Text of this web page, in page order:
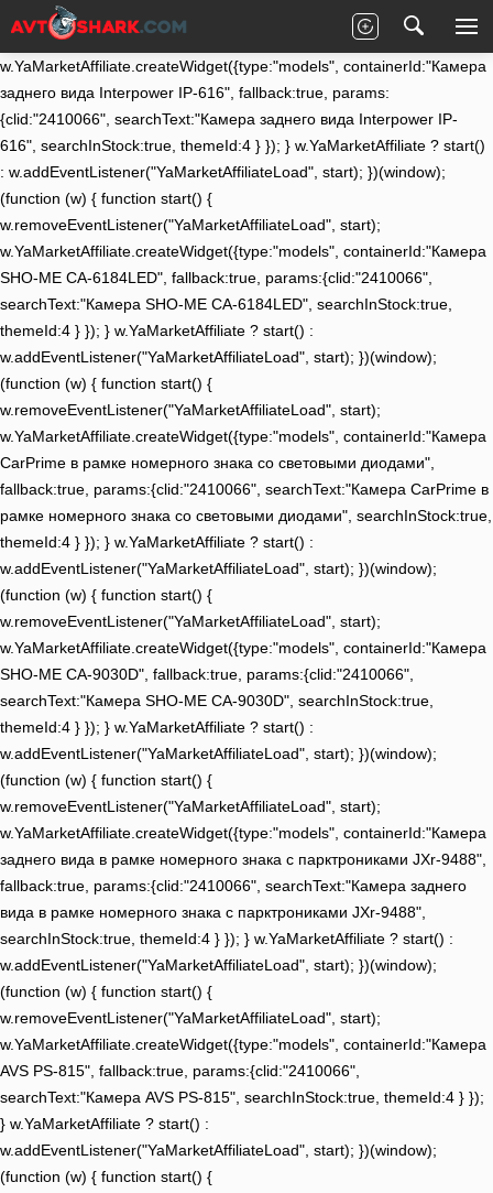
(function (w) { function start() {
w.removeEventListener("YaMarketAffiliateLoad", start);
w.YaMarketAffiliate.createWidget({type:"models", containerId:"Камера
заднего вида Interpower IP-616", fallback:true, params:
{clid:"2410066", searchText:"Камера заднего вида Interpower IP-
616", searchInStock:true, themeId:4 } }); } w.YaMarketAffiliate ? start()
: w.addEventListener("YaMarketAffiliateLoad", start); })(window);
(function (w) { function start() {
w.removeEventListener("YaMarketAffiliateLoad", start);
w.YaMarketAffiliate.createWidget({type:"models", containerId:"Камера
SHO-ME CA-6184LED", fallback:true, params:{clid:"2410066",
searchText:"Камера SHO-ME CA-6184LED", searchInStock:true,
themeId:4 } }); } w.YaMarketAffiliate ? start() :
w.addEventListener("YaMarketAffiliateLoad", start); })(window);
(function (w) { function start() {
w.removeEventListener("YaMarketAffiliateLoad", start);
w.YaMarketAffiliate.createWidget({type:"models", containerId:"Камера
CarPrime в рамке номерного знака со световыми диодами",
fallback:true, params:{clid:"2410066", searchText:"Камера CarPrime в
рамке номерного знака со световыми диодами", searchInStock:true,
themeId:4 } }); } w.YaMarketAffiliate ? start() :
w.addEventListener("YaMarketAffiliateLoad", start); })(window);
(function (w) { function start() {
w.removeEventListener("YaMarketAffiliateLoad", start);
w.YaMarketAffiliate.createWidget({type:"models", containerId:"Камера
SHO-ME CA-9030D", fallback:true, params:{clid:"2410066",
searchText:"Камера SHO-ME CA-9030D", searchInStock:true,
themeId:4 } }); } w.YaMarketAffiliate ? start() :
w.addEventListener("YaMarketAffiliateLoad", start); })(window);
(function (w) { function start() {
w.removeEventListener("YaMarketAffiliateLoad", start);
w.YaMarketAffiliate.createWidget({type:"models", containerId:"Камера
заднего вида в рамке номерного знака c парктрониками JXr-9488",
fallback:true, params:{clid:"2410066", searchText:"Камера заднего
вида в рамке номерного знака c парктрониками JXr-9488",
searchInStock:true, themeId:4 } }); } w.YaMarketAffiliate ? start() :
w.addEventListener("YaMarketAffiliateLoad", start); })(window);
(function (w) { function start() {
w.removeEventListener("YaMarketAffiliateLoad", start);
w.YaMarketAffiliate.createWidget({type:"models", containerId:"Камера
AVS PS-815", fallback:true, params:{clid:"2410066",
searchText:"Камера AVS PS-815", searchInStock:true, themeId:4 } });
} w.YaMarketAffiliate ? start() :
w.addEventListener("YaMarketAffiliateLoad", start); })(window);
(function (w) { function start() {